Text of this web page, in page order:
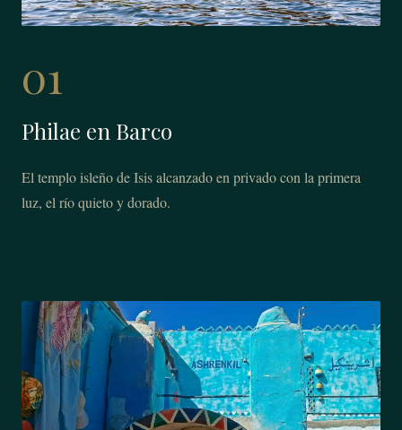
01
Philae en Barco
El templo isleño de Isis alcanzado en privado con la primera
luz, el río quieto y dorado.